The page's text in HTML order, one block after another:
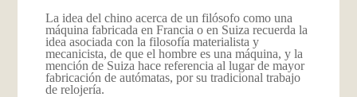
La idea del chino acerca de un filósofo como una
máquina fabricada en Francia o en Suiza recuerda la
idea asociada con la filosofía materialista y
mecanicista, de que el hombre es una máquina, y la
mención de Suiza hace referencia al lugar de mayor
fabricación de autómatas, por su tradicional trabajo
de relojería.